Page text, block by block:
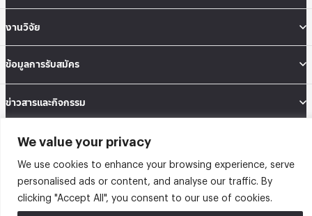
We value your privacy
We use cookies to enhance your browsing experience, serve
personalised ads or content, and analyse our traffic. By
clicking "Accept All", you consent to our use of cookies.
งานวิจัย
ข้อมูลการรับสมัคร
ข่าวสารและกิจกรรม
คณะสถิติประยุกต์ อาคารนวมินทราธิราช ชั้น 12 เลขที่ 148 ถนนเสรีไทย แขวงคลองจั่น
Tel: 02-727-3035-40
Fax: 02-374-4061